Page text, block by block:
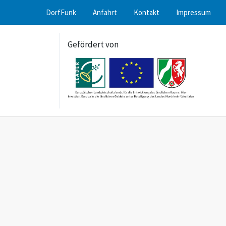
DorfFunk Anfahrt Kontakt Impressum
Gefördert von